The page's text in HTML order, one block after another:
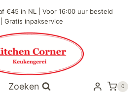
€45 in NL | Voor 16:00 uur besteld
Gratis inpakservice
Zoeken 0